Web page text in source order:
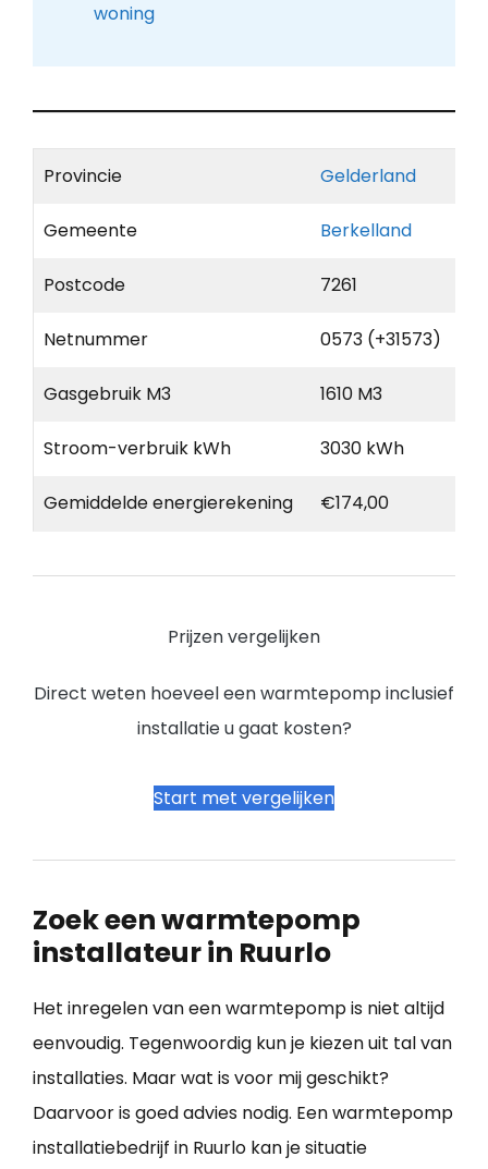
woning
Provincie Gelderland
Gemeente Berkelland
Postcode 7261
Netnummer 0573 (+31573)
Gasgebruik M3 1610 M3
Stroom-verbruik kWh 3030 kWh
Gemiddelde energierekening €174,00
Prijzen vergelijken
Direct weten hoeveel een warmtepomp inclusief
installatie u gaat kosten?
Start met vergelijken
Zoek een warmtepomp
installateur in Ruurlo
Het inregelen van een warmtepomp is niet altijd
eenvoudig. Tegenwoordig kun je kiezen uit tal van
installaties. Maar wat is voor mij geschikt?
Daarvoor is goed advies nodig. Een warmtepomp
installatiebedrijf in Ruurlo kan je situatie